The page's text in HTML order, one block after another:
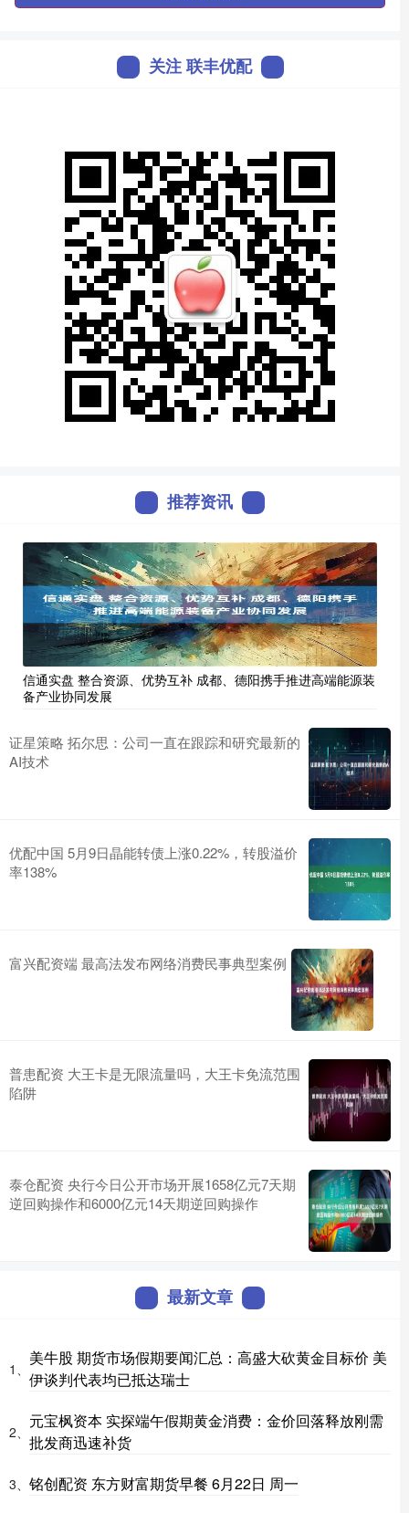
关注 联丰优配
推荐资讯
信通实盘 整合资源、优势互补 成都、德阳携手推进高端能源装
备产业协同发展
证星策略 拓尔思：公司一直在跟踪和研究最新的
AI技术
优配中国 5月9日晶能转债上涨0.22%，转股溢价
率138%
富兴配资端 最高法发布网络消费民事典型案例
普患配资 大王卡是无限流量吗，大王卡免流范围
陷阱
泰仓配资 央行今日公开市场开展1658亿元7天期
逆回购操作和6000亿元14天期逆回购操作
最新文章
1、
美牛股 期货市场假期要闻汇总：高盛大砍黄金目标价 美
伊谈判代表均已抵达瑞士
2、
元宝枫资本 实探端午假期黄金消费：金价回落释放刚需
批发商迅速补货
3、 铭创配资 东方财富期货早餐 6月22日 周一